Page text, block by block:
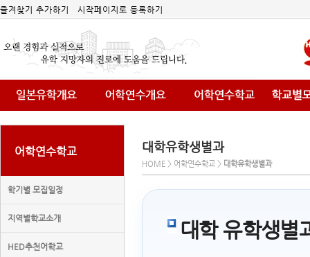
즐겨찾기 추가하기 시작페이지로 등록하기
어학연수학교
학기별 모집일정
지역별학교소개
HED추천어학교
대학유학생별과
HOME > 어학연수학교 > 대학유학생별과
대학 유학생별